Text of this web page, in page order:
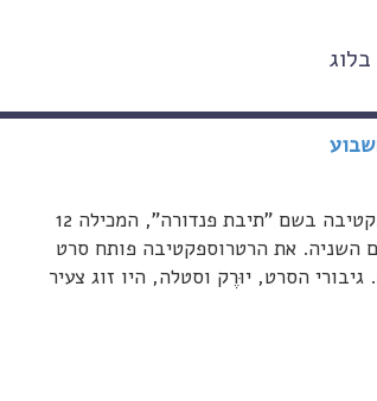
בלוג
בסינמטקים של ירושלים, תל-אביב וחיפה נפתחת בימים אלה רטרוספקטיבה בשם "תיבת פנדורה", המכילה 12
השניה. את הרטרוספקטיבה פותח סרט
אימיילסקה. גיבורי הסרט, יוּרֶק וסטלה, היו זוג צעיר